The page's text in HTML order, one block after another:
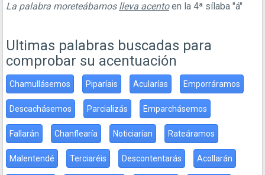
La palabra moreteábamos lleva acentoen la 4ª sílaba "á"
Ultimas palabras buscadas para
comprobar su acentuación
Chamullásemos Piparíais Acularías Emporráramos
Descachásemos Parcializás Emparchásemos
Fallarán Chanflearía Noticiarían Rateáramos
Malentendé Terciaréis Descontentarás Acollarán